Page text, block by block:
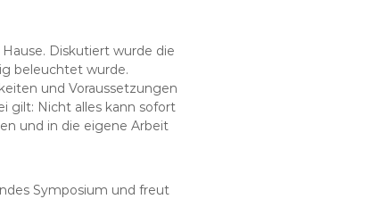
Diskutiert wurde die
beleuchtet wurde.
und Voraussetzungen
gilt: Nicht alles kann sofort
und in die eigene Arbeit
Symposium und freut